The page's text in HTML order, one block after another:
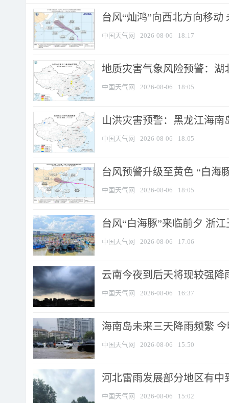
台风“灿鸿”向西北方向移动
中国天气网 2026-08-06 18:17
地质灾害气象风险预警：湖
中国天气网 2026-08-06 18:05
山洪灾害预警：黑龙江海
中国天气网 2026-08-06 18:05
台风预警升级至黄色 “白海
中国天气网 2026-08-06 18:05
台风“白海豚”来临前夕 浙
中国天气网 2026-08-06 17:06
云南今夜到后天将现较强降
中国天气网 2026-08-06 16:37
海南岛未来三天降雨频繁
中国天气网 2026-08-06 15:50
河北雷雨发展部分地区有中
中国天气网 2026-08-06 15:02